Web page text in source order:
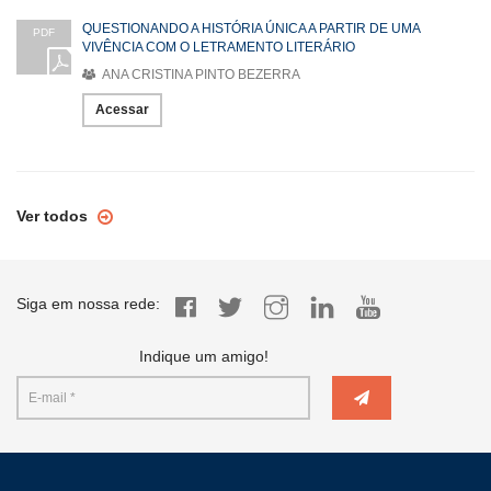
PDF
QUESTIONANDO A HISTÓRIA ÚNICA A PARTIR DE UMA
VIVÊNCIA COM O LETRAMENTO LITERÁRIO
ANA CRISTINA PINTO BEZERRA
Acessar
Ver todos
Siga em nossa rede:
Indique um amigo!